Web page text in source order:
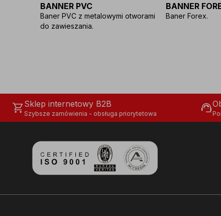
BANNER PVC
Baner PVC z metalowymi otworami
do zawieszania.
BANNER
Baner Forex.
shopping_cartSklep internetowy B2B
Szybsze zamówienia - obsługa priorytetowa support_agent